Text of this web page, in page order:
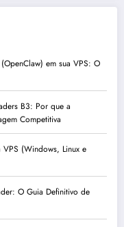
em sua VPS: O
B3: Por que a
Competitiva
(Windows, Linux e
O Guia Definitivo de